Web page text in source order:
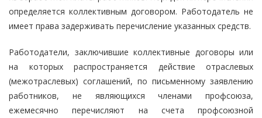
определяется коллективным договором. Работодатель не
имеет права задерживать перечисление указанных средств.
Работодатели, заключившие коллективные договоры или
на которых распространяется действие отраслевых
(межотраслевых) соглашений, по письменному заявлению
работников, не являющихся членами профсоюза,
ежемесячно перечисляют на счета профсоюзной